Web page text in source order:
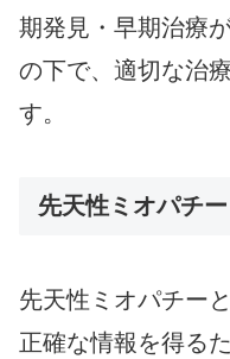
期発見・早期治療
の下で、適切な治
す。
先天性ミオパチ
先天性ミオパチー
正確な情報を得る